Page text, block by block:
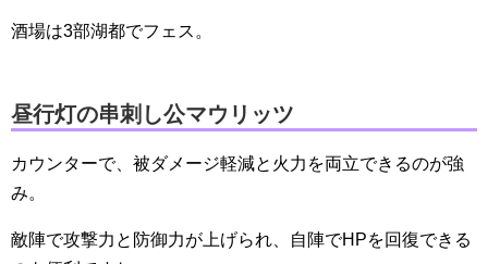
酒場は3部湖都でフェス。
昼行灯の串刺し公マウリッツ
カウンターで、被ダメージ軽減と火力を両立できるのが強
み。
敵陣で攻撃力と防御力が上げられ、自陣でHPを回復できる